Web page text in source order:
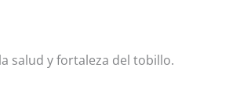
salud y fortaleza del tobillo.